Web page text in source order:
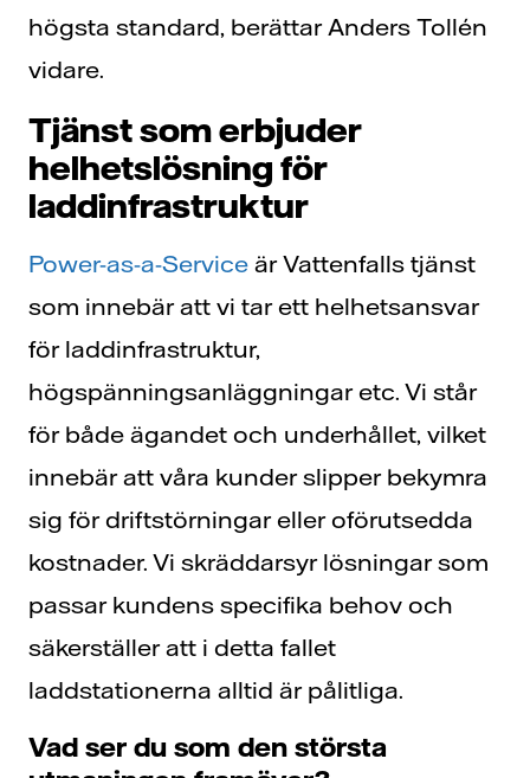
högsta standard, berättar Anders Tollén
vidare.
Tjänst som erbjuder
helhetslösning för
laddinfrastruktur
Power-as-a-Service är Vattenfalls tjänst
som innebär att vi tar ett helhetsansvar
för laddinfrastruktur,
högspänningsanläggningar etc. Vi står
för både ägandet och underhållet, vilket
innebär att våra kunder slipper bekymra
sig för driftstörningar eller oförutsedda
kostnader. Vi skräddarsyr lösningar som
passar kundens specifika behov och
säkerställer att i detta fallet
laddstationerna alltid är pålitliga.
Vad ser du som den största